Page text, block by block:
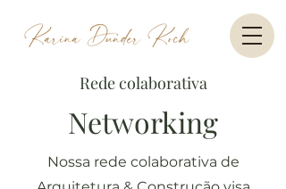
Rede colaborativa
Networking
Nossa rede colaborativa de